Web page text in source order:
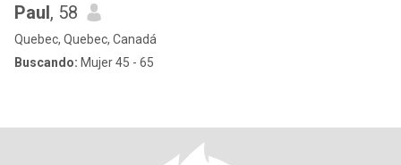
Paul, 58
Quebec, Quebec, Canadá
Buscando: Mujer 45 - 65